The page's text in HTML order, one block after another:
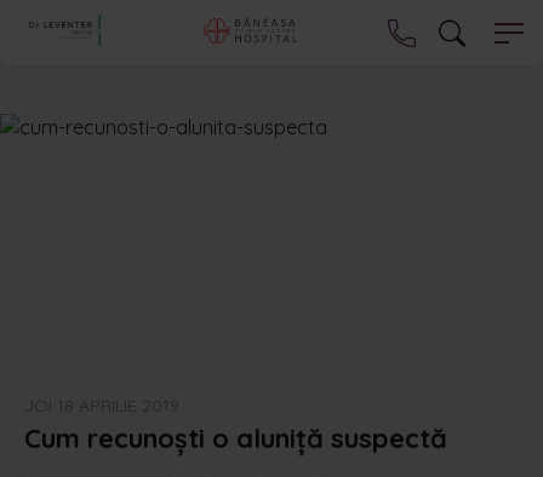
JOI 18 APRILIE 2019
Cum recunoști o aluniță suspectă